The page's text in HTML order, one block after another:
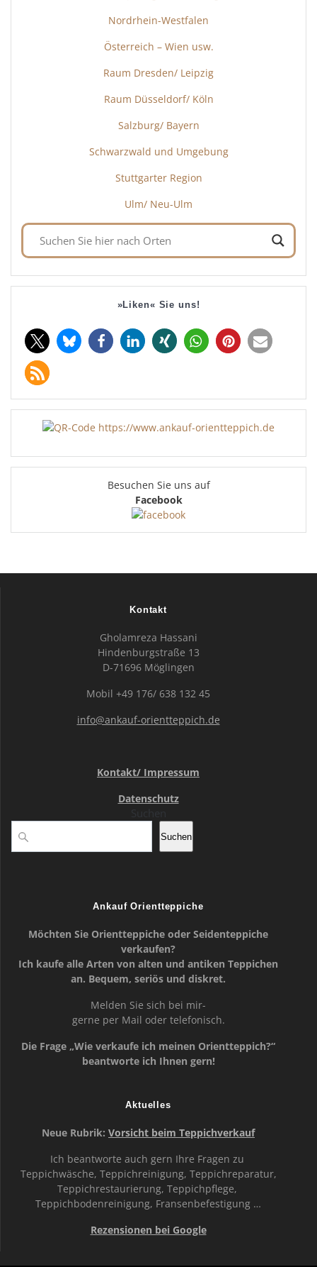
Nordrhein-Westfalen
Österreich – Wien usw.
Raum Dresden/ Leipzig
Raum Düsseldorf/ Köln
Salzburg/ Bayern
Schwarzwald und Umgebung
Stuttgarter Region
Ulm/ Neu-Ulm
»Liken« Sie uns!
Besuchen Sie uns auf
Facebook
Kontakt
Gholamreza Hassani
Hindenburgstraße 13
D-71696 Möglingen
Mobil +49 176/ 638 132 45
info@ankauf-orientteppich.de
Kontakt/ Impressum
Datenschutz
Suchen
Suchen
Ankauf Orientteppiche
Möchten Sie Orientteppiche oder Seidenteppiche
verkaufen?
Ich kaufe alle Arten von alten und antiken Teppichen
an. Bequem, seriös und diskret.
Melden Sie sich bei mir-
gerne per Mail oder telefonisch.
Die Frage „Wie verkaufe ich meinen Orientteppich?“
beantworte ich Ihnen gern!
Aktuelles
Neue Rubrik: Vorsicht beim Teppichverkauf
Ich beantworte auch gern Ihre Fragen zu
Teppichwäsche, Teppichreinigung, Teppichreparatur,
Teppichrestaurierung, Teppichpflege,
Teppichbodenreinigung, Fransenbefestigung …
Rezensionen bei Google